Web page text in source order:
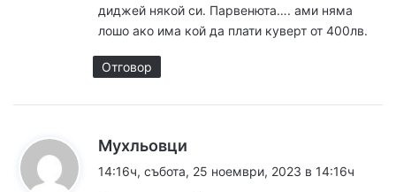
диджей някой си. Парвенюта…. ами няма
лошо ако има кой да плати куверт от 400лв.
Отговор
Мухльовци
а
14:16ч, събота, 25 ноември, 2023 в 14:16ч